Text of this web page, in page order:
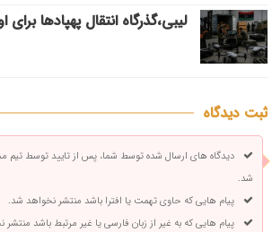
لیبی،گذرگاه انتقال پهپادها برای
ثبت دیدگاه
دیدگاه های ارسال شده توسط شما، پس از تایید توسط تیم
شد.
پیام هایی که حاوی تهمت یا افترا باشد منتشر نخواهد شد.
پیام هایی که به غیر از زبان فارسی یا غیر مرتبط باشد